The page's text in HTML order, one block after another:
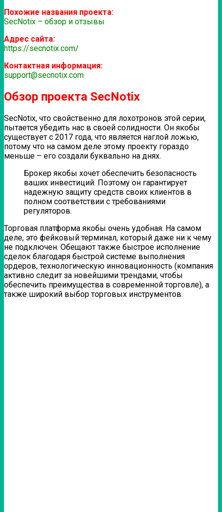
Похожие названия проекта:
SecNotix – обзор и отзывы
Адрес сайта:
https://secnotix.com/
Контактная информация:
support@secnotix.com
Обзор проекта SecNotix
SecNotix, что свойственно для лохотронов этой серии,
пытается убедить нас в своей солидности. Он якобы
существует с 2017 года, что является наглой ложью,
потому что на самом деле этому проекту гораздо
меньше – его создали буквально на днях.
Брокер якобы хочет обеспечить безопасность
ваших инвестиций. Поэтому он гарантирует
надежную защиту средств своих клиентов в
полном соответствии с требованиями
регуляторов.
Торговая платформа якобы очень удобная. На самом
деле, это фейковый терминал, который даже ни к чему
не подключен. Обещают также быстрое исполнение
сделок благодаря быстрой системе выполнения
ордеров, технологическую инновационность (компания
активно следит за новейшими трендами, чтобы
обеспечить преимущества в современной торговле), а
также широкий выбор торговых инструментов.